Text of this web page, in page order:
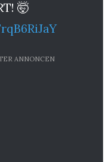
🤯
ANNONCEN